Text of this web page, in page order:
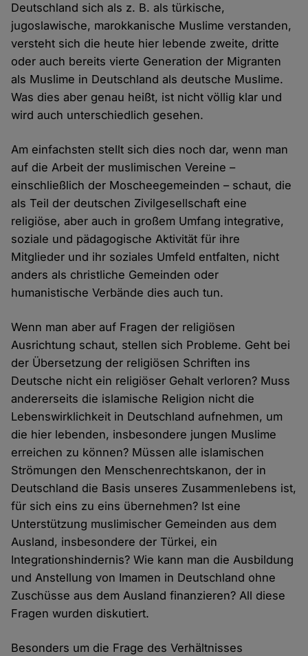
Deutschland sich als z. B. als türkische,
jugoslawische, marokkanische Muslime verstanden,
versteht sich die heute hier lebende zweite, dritte
oder auch bereits vierte Generation der Migranten
als Muslime in Deutschland als deutsche Muslime.
Was dies aber genau heißt, ist nicht völlig klar und
wird auch unterschiedlich gesehen.
Am einfachsten stellt sich dies noch dar, wenn man
auf die Arbeit der muslimischen Vereine –
einschließlich der Moscheegemeinden – schaut, die
als Teil der deutschen Zivilgesellschaft eine
religiöse, aber auch in großem Umfang integrative,
soziale und pädagogische Aktivität für ihre
Mitglieder und ihr soziales Umfeld entfalten, nicht
anders als christliche Gemeinden oder
humanistische Verbände dies auch tun.
Wenn man aber auf Fragen der religiösen
Ausrichtung schaut, stellen sich Probleme. Geht bei
der Übersetzung der religiösen Schriften ins
Deutsche nicht ein religiöser Gehalt verloren? Muss
andererseits die islamische Religion nicht die
Lebenswirklichkeit in Deutschland aufnehmen, um
die hier lebenden, insbesondere jungen Muslime
erreichen zu können? Müssen alle islamischen
Strömungen den Menschenrechtskanon, der in
Deutschland die Basis unseres Zusammenlebens ist,
für sich eins zu eins übernehmen? Ist eine
Unterstützung muslimischer Gemeinden aus dem
Ausland, insbesondere der Türkei, ein
Integrationshindernis? Wie kann man die Ausbildung
und Anstellung von Imamen in Deutschland ohne
Zuschüsse aus dem Ausland finanzieren? All diese
Fragen wurden diskutiert.
Besonders um die Frage des Verhältnisses